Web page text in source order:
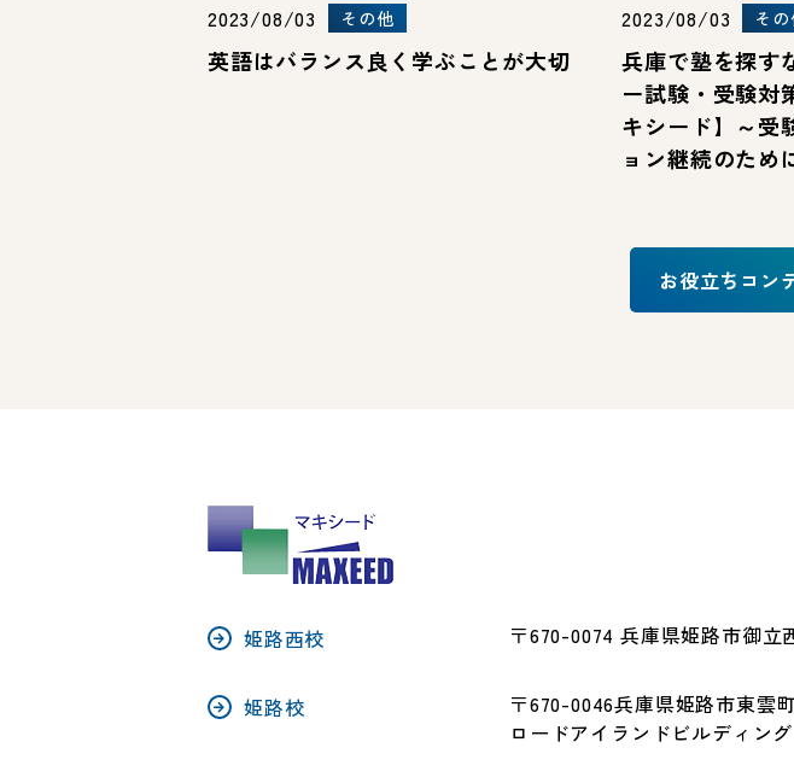
2023/08/03 その他
英語はバランス良く学ぶことが大切
2023/08/03 そ
兵庫で塾を探す
ー試験・受験対
キシード】～受
ョン継続のため
お役立ちコン
姫路西校 〒670-0074 兵庫県姫路市御立
姫路校
〒670-0046兵庫県姫路市東雲
ロードアイランドビルディン